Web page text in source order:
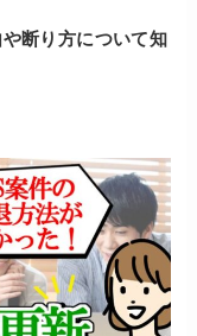
断り方について知